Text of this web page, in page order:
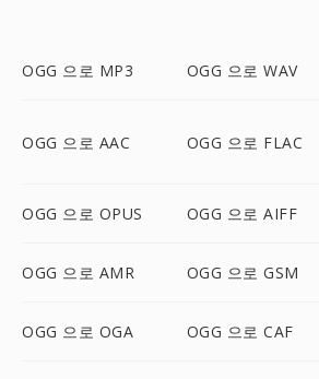
OGG 으로 MP3 OGG 으로 WAV
OGG 으로 AAC OGG 으로 FLAC
OGG 으로 OPUS OGG 으로 AIFF
OGG 으로 AMR OGG 으로 GSM
OGG 으로 OGA OGG 으로 CAF